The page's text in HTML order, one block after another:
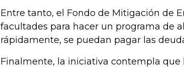
Entre tanto, el Fondo de Mitigación de
facultades para hacer un programa de
rápidamente, se puedan pagar las
Finalmente, la iniciativa contempla que